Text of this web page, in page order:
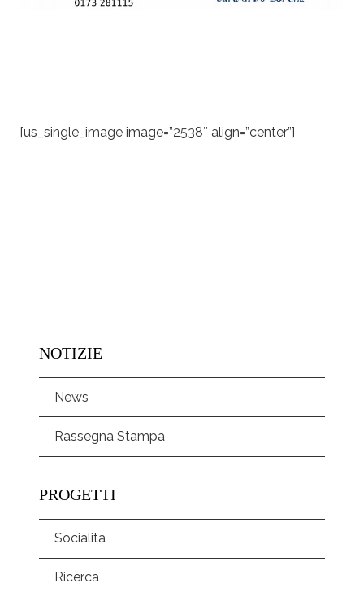
[us_single_image image=”2538″ align=”center”]
NOTIZIE
News
Rassegna Stampa
PROGETTI
Socialità
Ricerca